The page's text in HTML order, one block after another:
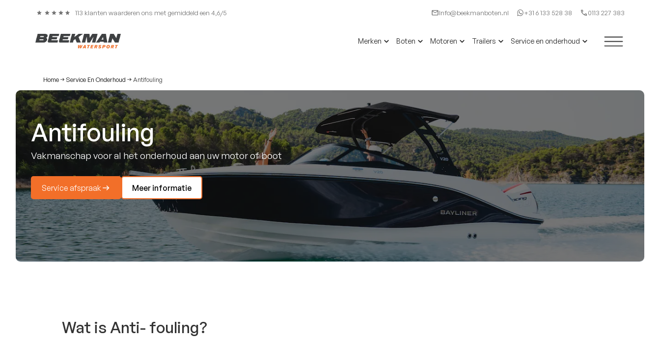
113 klanten waarderen ons met gemiddeld een 4,6/5 Info@beekmanboten.nl +31 6 133 528 38 0113 227 383
Merken Boten Motoren Trailers Service en onderhoud
Home Service En Onderhoud Antifouling
Antifouling
Vakmanschap voor al het onderhoud aan uw motor of boot
Service afspraak Meer informatie
Wat is Anti- fouling?